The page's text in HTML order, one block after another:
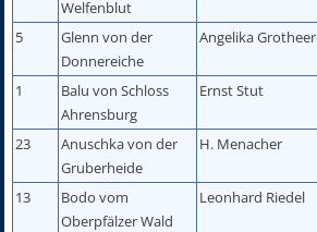
Welfenblut
5
Glenn von der
Donnereiche
Angelika Grotheer
1
Balu von Schloss
Ahrensburg
Ernst Stut
23
Anuschka von der
Gruberheide
H. Menacher
13
Bodo vom
Oberpfälzer Wald
Leonhard Riedel